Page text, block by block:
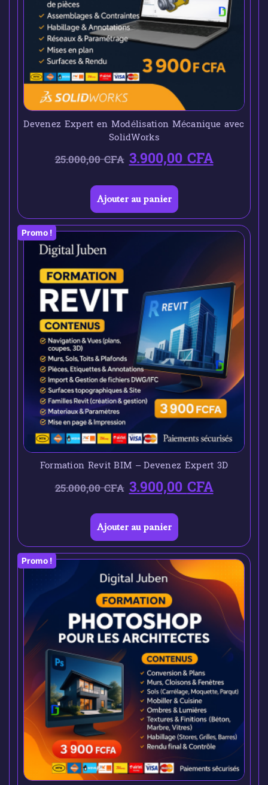
Devenez Expert en Modélisation Mécanique avec
SolidWorks
25.000,00CFA 3.900,00CFA
Ajouter au panier
Promo !
Formation Revit BIM – Devenez Expert 3D
25.000,00CFA 3.900,00CFA
Ajouter au panier
Promo !